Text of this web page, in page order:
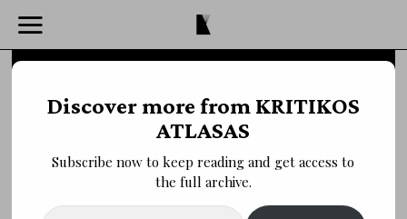
Discover more from KRITIKOS
ATLASAS
Subscribe now to keep reading and get access to
the full archive.
Type your email…